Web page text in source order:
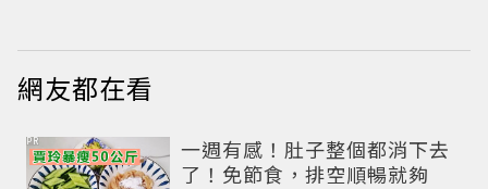
網友都在看
一週有感！肚子整個都消下去
了！免節食，排空順暢就夠
PR